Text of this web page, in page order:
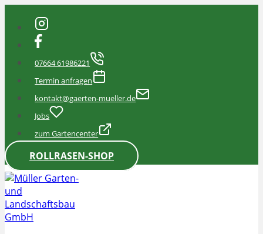
Inhalt
springen
07664 61986221
Termin anfragen
kontakt@gaerten-mueller.de
Jobs
zum Gartencenter
ROLLRASEN-SHOP